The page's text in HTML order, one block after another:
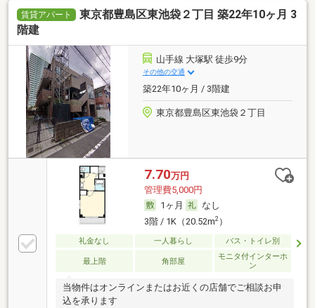
賃貸アパート
東京都豊島区東池袋２丁目 築22年10ヶ月 3
階建
山手線 大塚駅 徒歩9分
その他の交通
築22年10ヶ月 / 3階建
東京都豊島区東池袋２丁目
7.70万円
管理費5,000円
1ヶ月
なし
3階 / 1K（20.52m2）
礼金なし 一人暮らし バス・トイレ別
最上階 角部屋
モニタ付インターホ
ン
当物件はオンラインまたはお近くの店舗でご相談お申
込を承ります